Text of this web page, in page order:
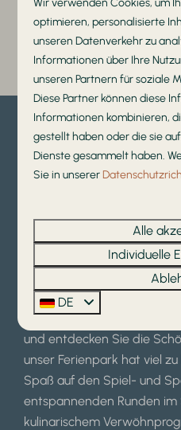
Mehr
Schritt 2.
was es in den
Die bunten Bäume und das
ein, die Natur zu
mitten in der Natur in der
Heuvelrug und der Hoge
ein Fahrrad oder ziehen
und entdecken Sie die
unser Ferienpark hat viel
Spaß auf den Spiel- und
entspannenden Runden
kulinarischem
optimieren, personalisierte
unseren Datenverkehr zu
Informationen über Ihre
unseren Partnern für soziale
Diese Partner können diese
Informationen kombinieren,
gestellt haben oder die sie
Dienste gesammelt haben.
Sie in unserer
Alle
Individuelle
DE